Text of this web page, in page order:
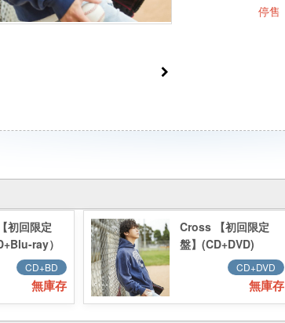
停售
初回限定
ray）
CD+BD
無庫存
Cross 【初回限定
盤】(CD+DVD)
CD+DVD
無庫存